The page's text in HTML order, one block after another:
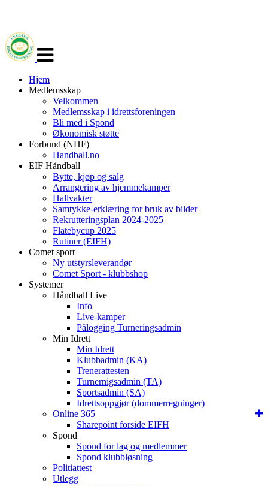
navigasjon
Hjem
Medlemsskap
Velkommen
Medlemsskap i idrettsforeningen
Bli med i Spond
Økonomisk støtte
Forbund (NHF)
Handball.no
EIF Håndball
Bytte, kjøp og salg
Arrangering av hjemmekamper
Hallvakter
Samtykke-erklæring for bruk av bilder
Rekrutteringsplan 2024-2025
Flatebycup 2025
Rutiner (EIFH)
Comet sport
Ny utstyrsleverandør
Comet Sport - klubbshop
Systemer
Håndball Live
Info
Live-kamper
Pålogging Turneringsadmin
Min Idrett
Min Idrett
Klubbadmin (KA)
Trenerattesten
Turnernigsadmin (TA)
Sportsadmin (SA)
Idrettsoppgjør (dommerregninger)
Online 365
Sharepoint forside EIFH
Spond
Spond for lag og medlemmer
Spond klubbløsning
Politiattest
Utlegg